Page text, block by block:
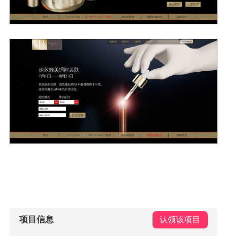
项目信息 认领该项目